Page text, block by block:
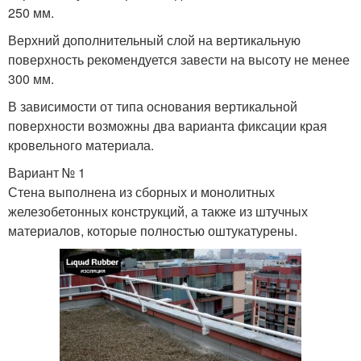
250 мм.
Верхний дополнительный слой на вертикальную
поверхность рекомендуется завести на высоту не менее
300 мм.
В зависимости от типа основания вертикальной
поверхности возможны два варианта фиксации края
кровельного материала.
Вариант № 1
Стена выполнена из сборных и монолитных
железобетонных конструкций, а также из штучных
материалов, которые полностью оштукатурены.